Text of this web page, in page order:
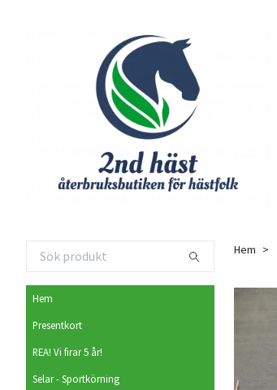
Hem
Presentkort
REA! Vi firar 5 år!
Selar - Sportkörning
Hem